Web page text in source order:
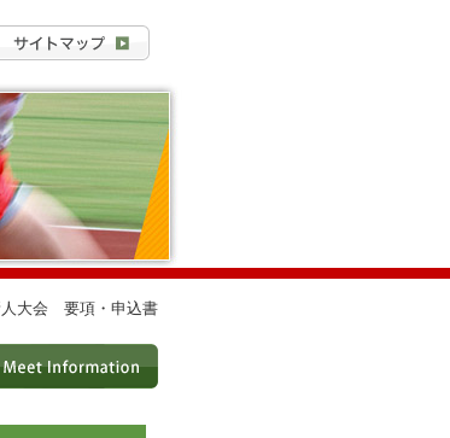
人大会 要項・申込書